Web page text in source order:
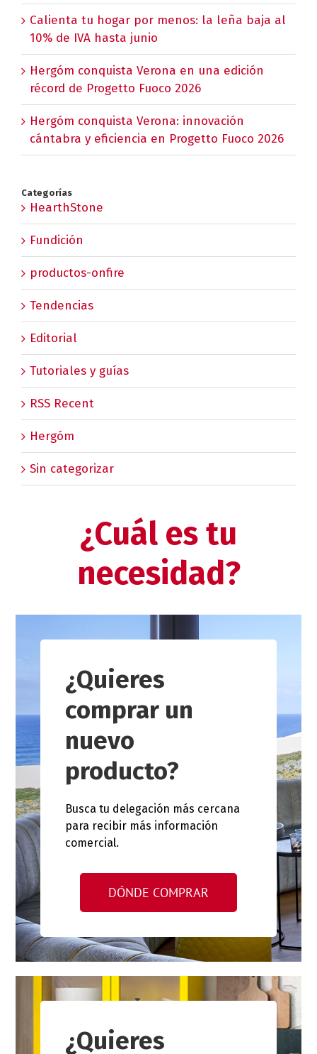
Calienta tu hogar por menos: la leña baja al
10% de IVA hasta junio
Hergóm conquista Verona en una edición
récord de Progetto Fuoco 2026
Hergóm conquista Verona: innovación
cántabra y eficiencia en Progetto Fuoco 2026
Categorías
HearthStone
Fundición
productos-onfire
Tendencias
Editorial
Tutoriales y guías
RSS Recent
Hergóm
Sin categorizar
¿Cuál es tu
necesidad?
¿Quieres
comprar un
nuevo
producto?
Busca tu delegación más cercana
para recibir más información
comercial.
DÓNDE COMPRAR
¿Quieres